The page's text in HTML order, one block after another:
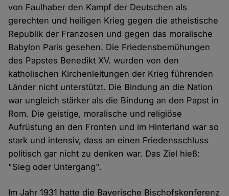
von Faulhaber den Kampf der Deutschen als
gerechten und heiligen Krieg gegen die atheistische
Republik der Franzosen und gegen das moralische
Babylon Paris gesehen. Die Friedensbemühungen
des Papstes Benedikt XV. wurden von den
katholischen Kirchenleitungen der Krieg führenden
Länder nicht unterstützt. Die Bindung an die Nation
war ungleich stärker als die Bindung an den Papst in
Rom. Die geistige, moralische und religiöse
Aufrüstung an den Fronten und im Hinterland war so
stark und intensiv, dass an einen Friedensschluss
politisch gar nicht zu denken war. Das Ziel hieß:
"Sieg oder Untergang".
Im Jahr 1931 hatte die Bayerische Bischofskonferenz